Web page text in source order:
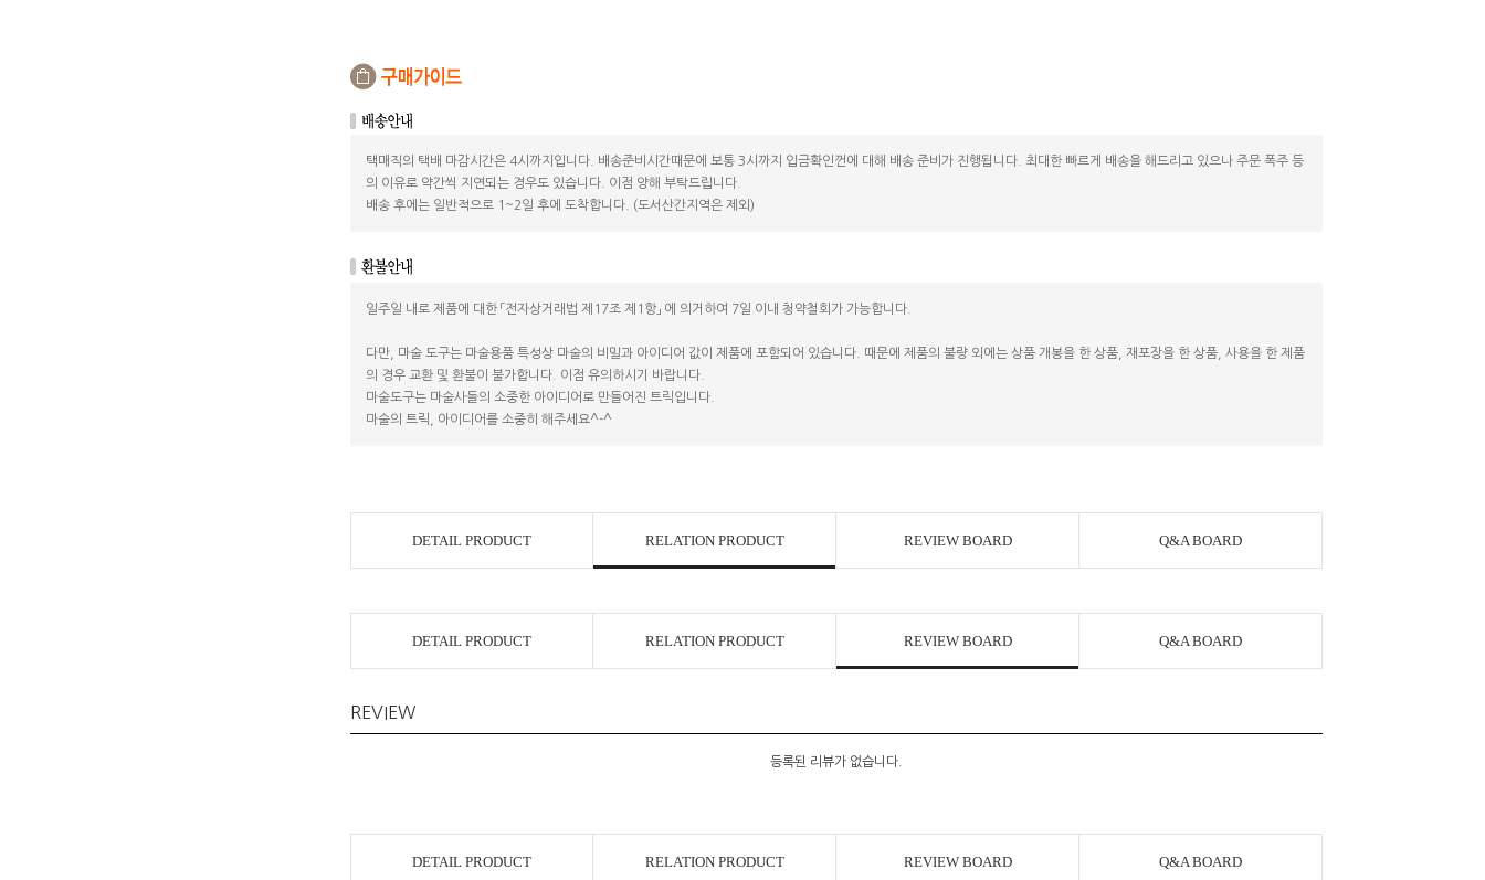
택매직의 택배 마감시간은 4시까지입니다. 배송준비시간때문에 보통 3시까지 입금확인껀에 대해 배송 준비가 진행됩니다. 최대한 빠르게 배송을 해드리고 있으나 주문 폭주 등
의 이유로 약간씩 지연되는 경우도 있습니다. 이점 양해 부탁드립니다.
배송 후에는 일반적으로 1~2일 후에 도착합니다. (도서산간지역은 제외)
일주일 내로 제품에 대한 「전자상거래법 제17조 제1항」 에 의거하여 7일 이내 청약철회가 가능합니다.
다만, 마술 도구는 마술용품 특성상 마술의 비밀과 아이디어 값이 제품에 포함되어 있습니다. 때문에 제품의 불량 외에는 상품 개봉을 한 상품, 재포장을 한 상품, 사용을 한 제품
의 경우 교환 및 환불이 불가합니다. 이점 유의하시기 바랍니다.
마술도구는 마술사들의 소중한 아이디어로 만들어진 트릭입니다.
마술의 트릭, 아이디어를 소중히 해주세요^-^
DETAIL PRODUCT RELATION PRODUCT REVIEW BOARD Q&A BOARD
DETAIL PRODUCT RELATION PRODUCT REVIEW BOARD Q&A BOARD
REVIEW
등록된 리뷰가 없습니다.
DETAIL PRODUCT RELATION PRODUCT REVIEW BOARD Q&A BOARD